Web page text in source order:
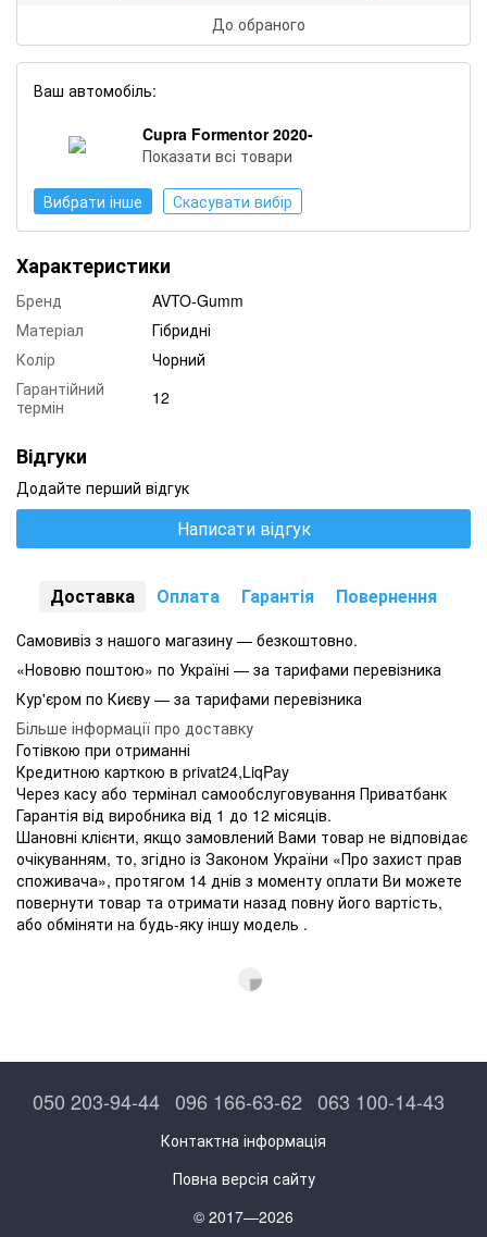
До обраного
Ваш автомобіль:
Cupra Formentor 2020-
Показати всі товари
Вибрати інше Скасувати вибір
Характеристики
Бренд
AVTO-Gumm
Матеріал
Гібридні
Колір
Чорний
Гарантійний
термін
12
Відгуки
Додайте перший відгук
Написати відгук
Доставка Оплата Гарантія Повернення
Самовивіз з нашого магазину — безкоштовно.
«Нововю поштою» по Україні — за тарифами перевізника
Кур'єром по Києву — за тарифами перевізника
Більше інформації про доставку
Готівкою при отриманні
Кредитною карткою в privat24,LiqPay
Через касу або термінал самообслуговування Приватбанк
Гарантія від виробника від 1 до 12 місяців.
Шановні клієнти, якщо замовлений Вами товар не відповідає
очікуванням, то, згідно із Законом України «Про захист прав
споживача», протягом 14 днів з моменту оплати Ви можете
повернути товар та отримати назад повну його вартість,
або обміняти на будь-яку іншу модель .
050 203-94-44 096 166-63-62 063 100-14-43
Контактна інформація
Повна версія сайту
© 2017—2026